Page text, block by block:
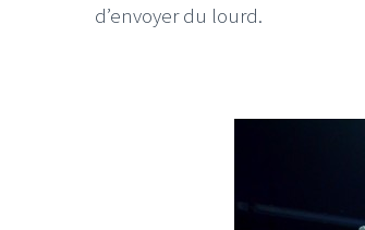
d’envoyer du lourd.